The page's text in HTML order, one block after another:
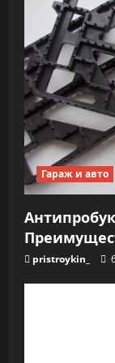
Гараж и авто
pristroykin_